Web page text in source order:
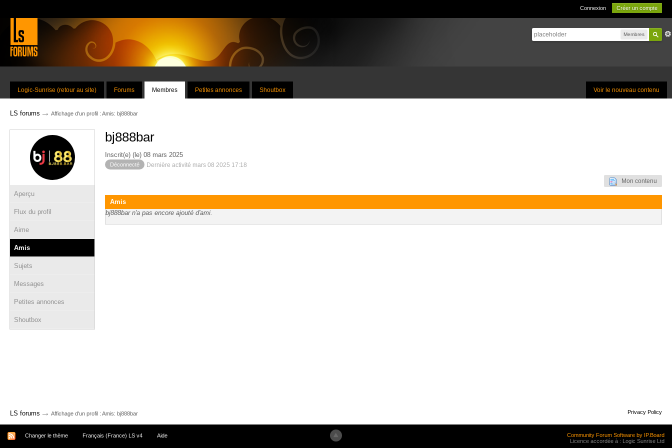
Connexion Créer un compte
Membres
Voir le nouveau contenu
Logic-Sunrise (retour au site) Forums Membres Petites annonces Shoutbox
LS forums → Affichage d'un profil : Amis: bj888bar
Aperçu
Flux du profil
Aime
Amis
Sujets
Messages
Petites annonces
Shoutbox
bj888bar
Inscrit(e) (le) 08 mars 2025
Déconnecté Dernière activité mars 08 2025 17:18
Mon contenu
Amis
bj888bar n'a pas encore ajouté d'ami.
LS forums → Affichage d'un profil : Amis: bj888bar Privacy Policy
Changer le thème Français (France) LS v4 Aide
Community Forum Software by IP.Board
Licence accordée à : Logic Sunrise Ltd